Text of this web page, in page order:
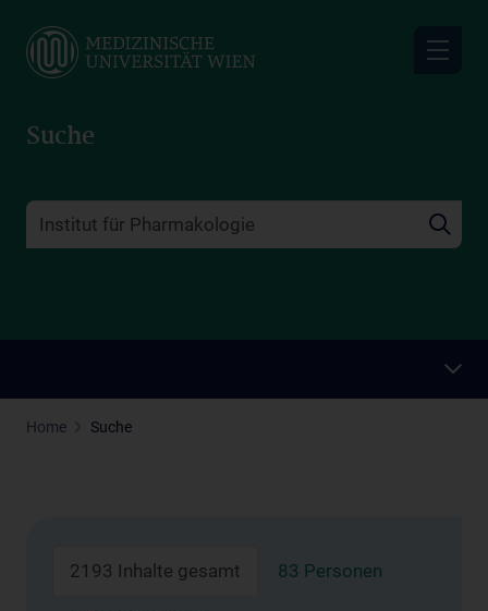
main
Suche
Home Suche
2193 Inhalte gesamt 83 Personen